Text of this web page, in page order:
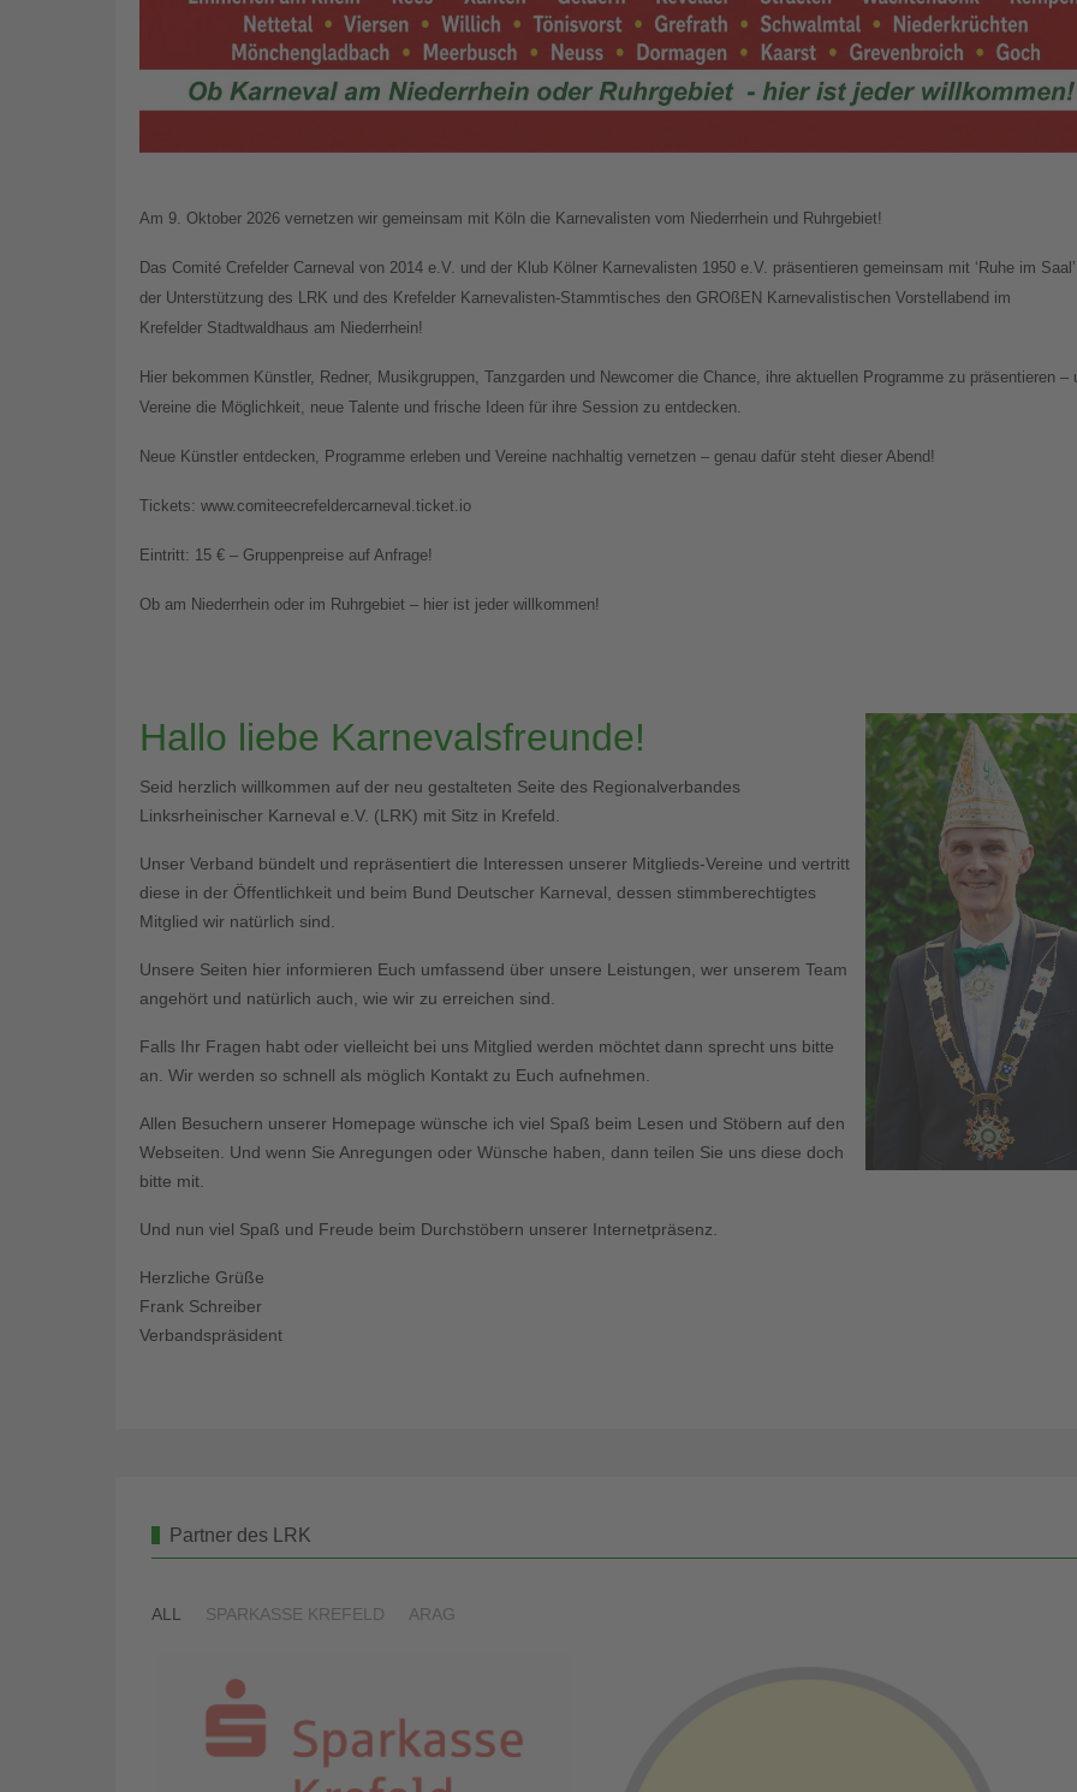
Am 9. Oktober 2026 vernetzen wir gemeinsam mit Köln die Karnevalisten vom Niederrhein und Ruhrgebiet!
Das Comité Crefelder Carneval von 2014 e.V. und der Klub Kölner Karnevalisten 1950 e.V. präsentieren gemeinsam mit ‘Ruhe im Saal’
der Unterstützung des LRK und des Krefelder Karnevalisten-Stammtisches den GROßEN Karnevalistischen Vorstellabend im
Krefelder Stadtwaldhaus am Niederrhein!
Hier bekommen Künstler, Redner, Musikgruppen, Tanzgarden und Newcomer die Chance, ihre aktuellen Programme zu präsentieren –
Vereine die Möglichkeit, neue Talente und frische Ideen für ihre Session zu entdecken.
Neue Künstler entdecken, Programme erleben und Vereine nachhaltig vernetzen – genau dafür steht dieser Abend!
Tickets: www.comiteecrefeldercarneval.ticket.io
Eintritt: 15 € – Gruppenpreise auf Anfrage!
Ob am Niederrhein oder im Ruhrgebiet – hier ist jeder willkommen!
Hallo liebe Karnevalsfreunde!
Seid herzlich willkommen auf der neu gestalteten Seite des Regionalverbandes
Linksrheinischer Karneval e.V. (LRK) mit Sitz in Krefeld.
Unser Verband bündelt und repräsentiert die Interessen unserer Mitglieds-Vereine und vertritt
diese in der Öffentlichkeit und beim Bund Deutscher Karneval, dessen stimmberechtigtes
Mitglied wir natürlich sind.
Unsere Seiten hier informieren Euch umfassend über unsere Leistungen, wer unserem Team
angehört und natürlich auch, wie wir zu erreichen sind.
Falls Ihr Fragen habt oder vielleicht bei uns Mitglied werden möchtet dann sprecht uns bitte
an. Wir werden so schnell als möglich Kontakt zu Euch aufnehmen.
Allen Besuchern unserer Homepage wünsche ich viel Spaß beim Lesen und Stöbern auf den
Webseiten. Und wenn Sie Anregungen oder Wünsche haben, dann teilen Sie uns diese doch
bitte mit.
Und nun viel Spaß und Freude beim Durchstöbern unserer Internetpräsenz.
Herzliche Grüße
Frank Schreiber
Verbandspräsident
Partner des LRK
ALL SPARKASSE KREFELD ARAG